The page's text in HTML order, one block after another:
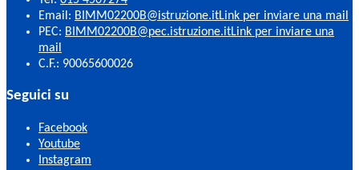
Email: BIMM02200B@istruzione.itLink per inviare una mail
PEC: BIMM02200B@pec.istruzione.itLink per inviare una
mail
C.F.: 90065600026
Seguici su
Facebook
Youtube
Instagram